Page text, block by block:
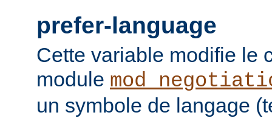
prefer-language
Cette variable modifie le
module
un symbole de langage